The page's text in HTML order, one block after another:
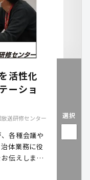
活性化
ーショ
放送研修センター
各種会議や
体業務に役
伝えしま
選択